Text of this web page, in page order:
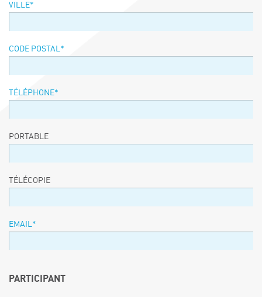
VILLE*
CODE POSTAL*
TÉLÉPHONE*
PORTABLE
TÉLÉCOPIE
EMAIL *
PARTICIPANT